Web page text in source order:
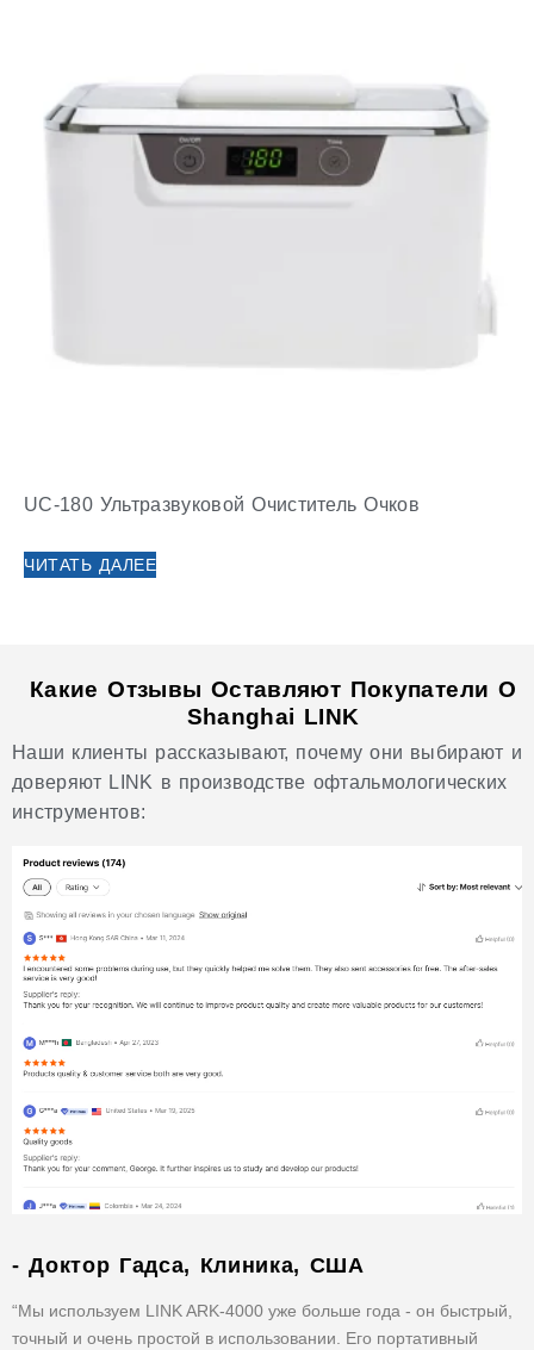
UC-180 Ультразвуковой Очиститель Очков
ЧИТАТЬ ДАЛЕЕ
Какие Отзывы Оставляют Покупатели О
Shanghai LINK
Наши клиенты рассказывают, почему они выбирают и
доверяют LINK в производстве офтальмологических
инструментов:
- Доктор Гадса, Клиника, США
“Мы используем LINK ARK-4000 уже больше года - он быстрый,
точный и очень простой в использовании. Его портативный